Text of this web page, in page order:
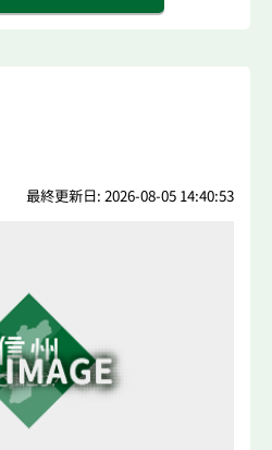
最終更新日: 2026-08-05 14:40:53